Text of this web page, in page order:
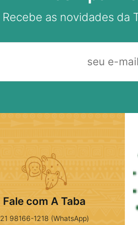
Recebe as novidades da
Fale com A Taba
21 98166-1218 (WhatsApp)